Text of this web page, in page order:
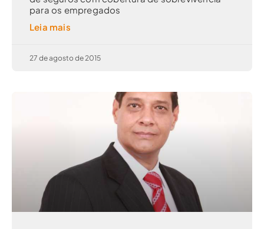
para os empregados
Leia mais
27 de agosto de 2015